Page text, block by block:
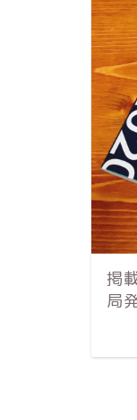
掲
局